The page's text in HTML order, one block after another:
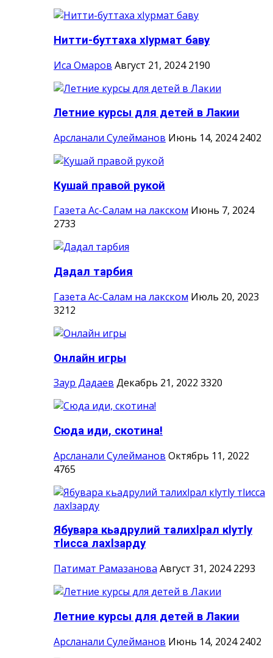
Нитти-буттаха хIурмат баву
Иса Омаров Август 21, 2024 2190
Летние курсы для детей в Лакии
Арсланали Сулейманов Июнь 14, 2024 2402
Кушай правой рукой
Газета Ас-Салам на лакском Июнь 7, 2024
2733
Дадал тарбия
Газета Ас-Салам на лакском Июль 20, 2023
3212
Онлайн игры
Заур Дадаев Декабрь 21, 2022 3320
Сюда иди, скотина!
Арсланали Сулейманов Октябрь 11, 2022
4765
Ябувара кьадрулий талихlрал кlутlу
тlисса лахlзарду
Патимат Рамазанова Август 31, 2024 2293
Летние курсы для детей в Лакии
Арсланали Сулейманов Июнь 14, 2024 2402